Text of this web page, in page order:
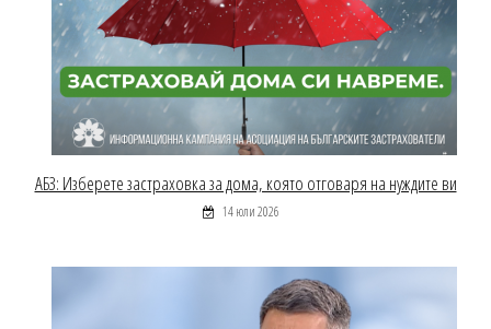
АБЗ: Изберете застраховка за дома, която отговаря на нуждите ви
14 юли 2026